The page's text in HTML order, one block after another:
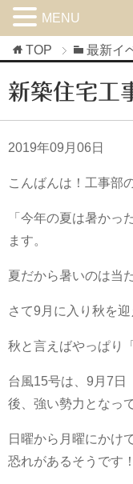
TOP 最新イ
新築住宅工
2019年09月06日
こんばんは！工事部
「今年の夏は暑かっ
ます。
夏だから暑いのは当
さて9月に入り秋を迎
秋と言えばやっぱり
台風15号は、9月7日
後、強い勢力となっ
日曜から月曜にかけ
恐れがあるそうです
MENU